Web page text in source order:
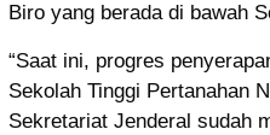
Biro yang berada di bawah
“Saat ini, progres
Sekolah Tinggi Pertanahan
Sekretariat Jenderal sudah